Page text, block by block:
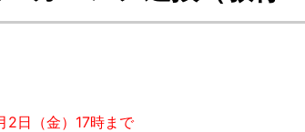
日（金）17時まで